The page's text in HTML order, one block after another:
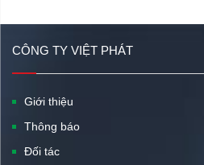
CÔNG TY VIỆT PHÁT
Giới thiệu
Thông báo
Đối tác